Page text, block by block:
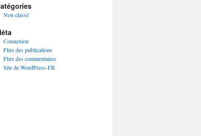
Non classé
Connexion
Flux des publications
Flux des commentaires
Site de WordPress-FR